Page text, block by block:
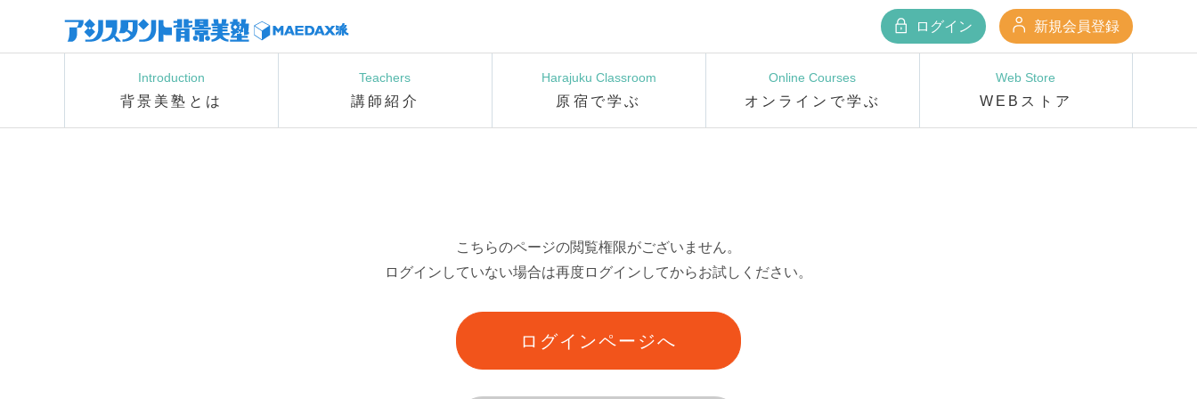
ログイン 新規会員登録
Introduction
背景美塾とは
Teachers
講師紹介
Harajuku Classroom
原宿で学ぶ
Online Courses
オンラインで学ぶ
Web Store
WEBストア
こちらのページの閲覧権限がございません。
ログインしていない場合は再度ログインしてからお試しください。
ログインページへ